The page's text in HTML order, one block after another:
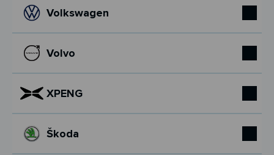
Volkswagen
Volvo
XPENG
Škoda